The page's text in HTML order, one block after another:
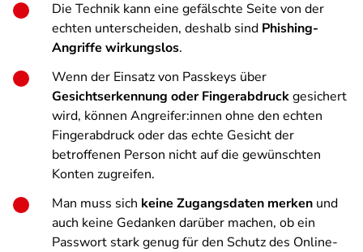
Die Technik kann eine gefälschte Seite von der
echten unterscheiden, deshalb sind Phishing-
Angriffe wirkungslos.
Wenn der Einsatz von Passkeys über
Gesichtserkennung oder Fingerabdruckgesichert
wird, können Angreifer:innen ohne den echten
Fingerabdruck oder das echte Gesicht der
betroffenen Person nicht auf die gewünschten
Konten zugreifen.
Man muss sich keine Zugangsdaten merken und
auch keine Gedanken darüber machen, ob ein
Passwort stark genug für den Schutz des Online-